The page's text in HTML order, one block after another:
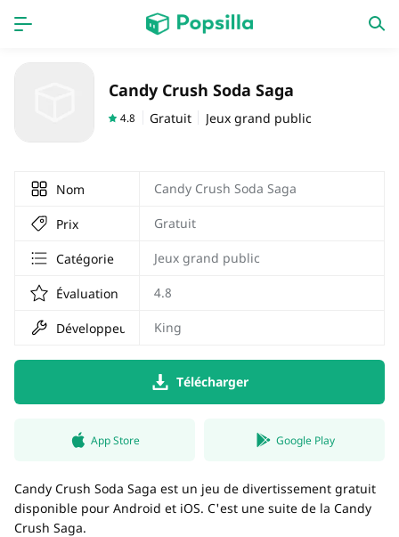
Derniers ajouts
Candy Crush Soda Saga
4.8 Gratuit Jeux grand public
Nom Candy Crush Soda Saga
Prix Gratuit
Catégorie Jeux grand public
Évaluation 4.8
Développeur King
Télécharger
App Store Google Play
Candy Crush Soda Saga est un jeu de divertissement gratuit
disponible pour Android et iOS. C'est une suite de la Candy
Crush Saga.